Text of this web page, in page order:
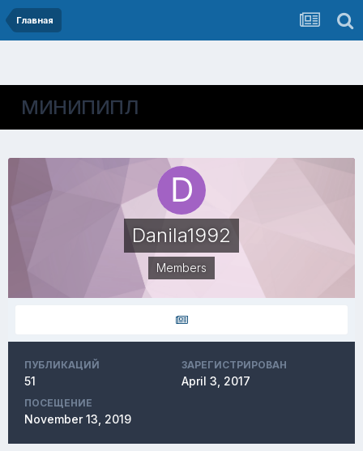
Главная
МИНИПИПЛ
Danila1992
Members
ПУБЛИКАЦИЙ
51
ЗАРЕГИСТРИРОВАН
April 3, 2017
ПОСЕЩЕНИЕ
November 13, 2019